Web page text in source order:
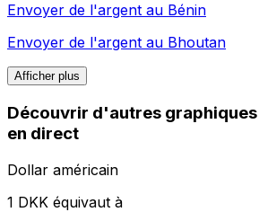
Envoyer de l'argent au Bénin
Envoyer de l'argent au Bhoutan
Afficher plus
Découvrir d'autres graphiques
en direct
Dollar américain
1 DKK équivaut à